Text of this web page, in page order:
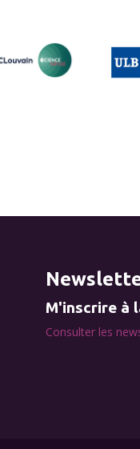
M'inscrire à
Consulter les